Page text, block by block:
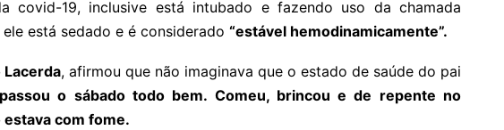
covid-19, inclusive está intubado e fazendo uso da chamada
ele está sedado e é considerado “estável hemodinamicamente”.
Lacerda, afirmou que não imaginava que o estado de saúde do pai
o sábado todo bem. Comeu, brincou e de repente no
com fome.